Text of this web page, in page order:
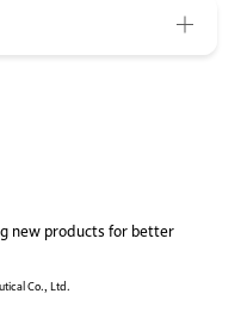
new products for better
Co., Ltd.